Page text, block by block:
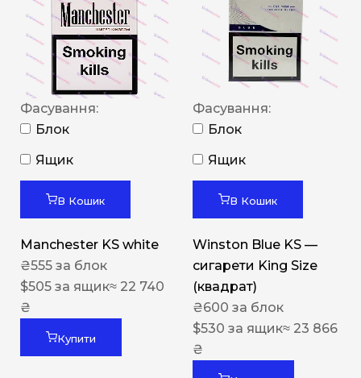
Фасування:
Блок
Ящик
В Кошик
Manchester KS white
₴555 за блок
$505 за ящик≈ 22 740
₴
Купити
Фасування:
Блок
Ящик
В Кошик
Winston Blue KS —
сигарети King Size
(квадрат)
₴600 за блок
$530 за ящик≈ 23 866
₴